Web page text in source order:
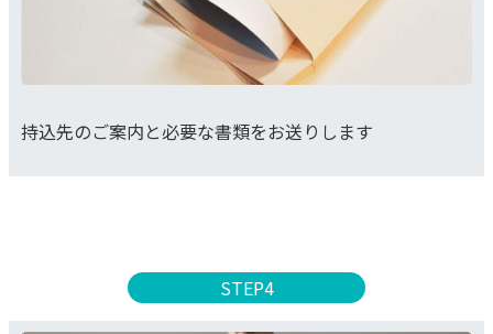
持込先のご案内と必要な書類をお送りします
STEP4